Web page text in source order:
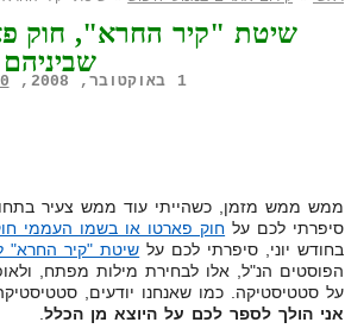
שביניהם
1 באוקטובר, 2008, 30
ממש ממש מזמן, כשהייתי עוד ממש צעיר
סיפרתי לכם על חוק פארטו או בשמו העממי חוק 80/
בחודש יוני, סיפרתי לכם על שיטת "קיר החרא"
הפוסטים הנ"ל, אלו לבחירת מילות מפתח,
על סטטיסטיקה. כמו שאנחנו יודעים,
אני הולך לספר לכם על היוצא מן הכלל.